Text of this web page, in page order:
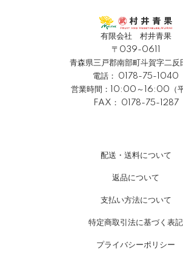
有限会社 村井青果
〒039-0611
青森県三戸郡南部町斗賀字二
電話： 0178-75-1040
営業時間：10:00～16:00（平
FAX： 0178-75-1287
配送・送料について
返品について
支払い方法について
特定商取引法に基づく表記
プライバシーポリシー